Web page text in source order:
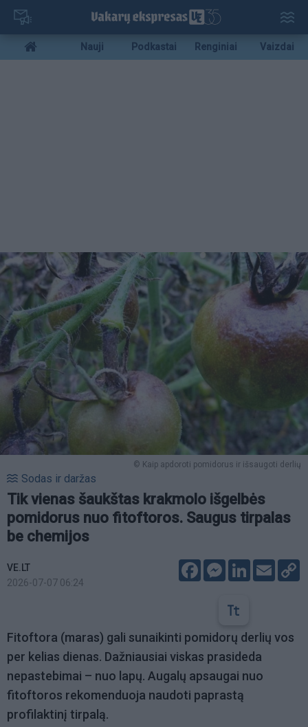
Pereiti
pagrindinį
turinį
Mobile
menu
Nauji Podkastai Renginiai Vaizdai
© Kaip apdoroti pomidorus ir išsaugoti derlių
Sodas ir daržas
Tik vienas šaukštas krakmolo išgelbės
pomidorus nuo fitoftoros. Saugus tirpalas
be chemijos
VE.LT
2026-07-07 06:24
FacebookMessenger
LinkedIn
Email
Fitoftora (maras) gali sunaikinti pomidorų derlių vos
per kelias dienas. Dažniausiai viskas prasideda
nepastebimai – nuo lapų. Augalų apsaugai nuo
fitoftoros rekomenduoja naudoti paprastą
profilaktinį tirpalą.